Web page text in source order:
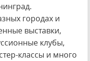
городах и
выставки,
клубы,
классы и много